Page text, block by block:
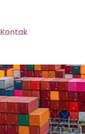
Kontak